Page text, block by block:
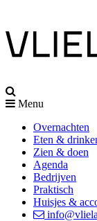
Menu
Overnachten
Eten &
Zien & doen
Agenda
Bedrijven
Praktisch
Huisjes &